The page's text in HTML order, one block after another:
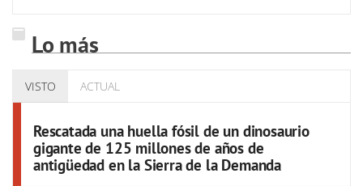
Lo más
VISTO ACTUAL
Rescatada una huella fósil de un dinosaurio
gigante de 125 millones de años de
antigüedad en la Sierra de la Demanda